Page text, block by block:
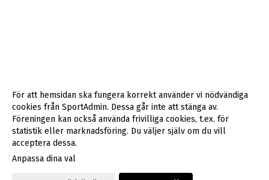
Gå till Webbversion
För att hemsidan ska fungera korrekt använder vi nödvändiga
cookies från SportAdmin. Dessa går inte att stänga av.
Föreningen kan också använda frivilliga cookies, t.ex. för
statistik eller marknadsföring. Du väljer själv om du vill
acceptera dessa.
Anpassa dina val